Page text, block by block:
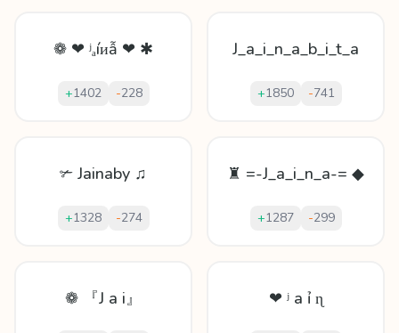
❁ ❤ ʲₐíᴎẫ ❤ ✱
+1402 -228
J_a_i_n_a_b_i_t_a
+1850 -741
✃ Jainaby ♫
+1328 -274
♜ =-J_a_i_n_a-= ◆
+1287 -299
❁ 『J a i』 ❤ ʲ а ỉ ɳ